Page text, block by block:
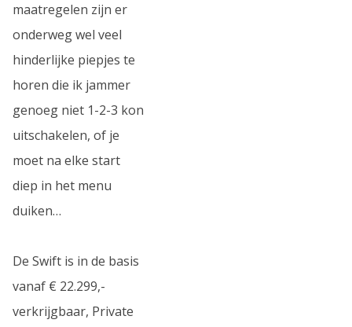
maatregelen zijn er
onderweg wel veel
hinderlijke piepjes te
horen die ik jammer
genoeg niet 1-2-3 kon
uitschakelen, of je
moet na elke start
diep in het menu
duiken…
De Swift is in de basis
vanaf € 22.299,-
verkrijgbaar, Private